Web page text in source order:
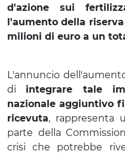
d'azione sui
l'aumento della
milioni di euro a un
L'annuncio
di integrare tale
nazionale aggiuntivo
ricevuta, rappresenta
parte della
crisi che potrebbe